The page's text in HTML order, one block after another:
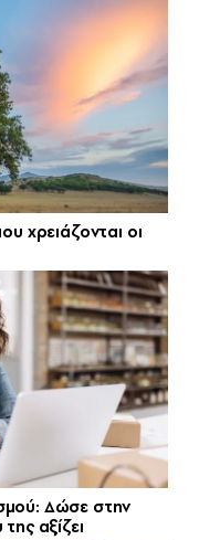
χρειάζονται οι
Δώσε στην
αξίζει